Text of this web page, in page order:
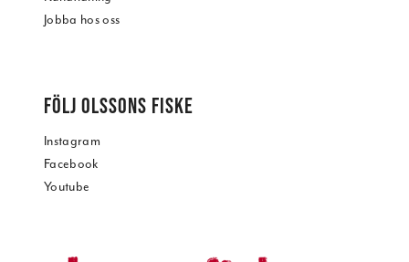
Jobba hos oss
FÖLJ OLSSONS FISKE
Instagram
Facebook
Youtube